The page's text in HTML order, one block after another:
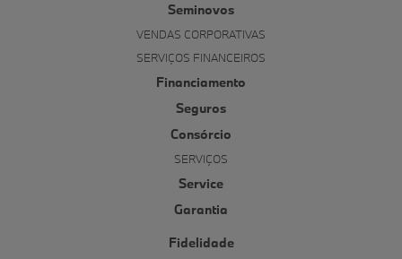
Seminovos
VENDAS CORPORATIVAS
SERVIÇOS FINANCEIROS
Financiamento
Seguros
Consórcio
SERVIÇOS
Service
Garantia
Fidelidade